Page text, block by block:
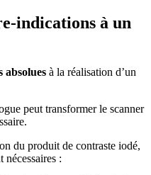
indications à un
absolues à la réalisation d’un
peut transformer le scanner
du produit de contraste iodé,
nécessaires :